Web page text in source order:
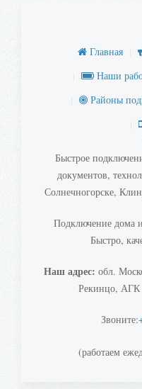
Главная
Наши
Районы
Быстрое
документов,
Солнечногорске,
Подключение дома
Быстро,
Наш адрес: обл.
Рекинцо, АГК
Звоните:
(работаем